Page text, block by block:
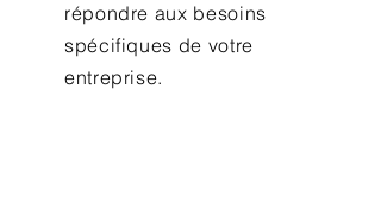
répondre aux besoins
spécifiques de votre
entreprise.